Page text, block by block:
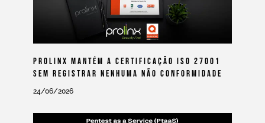
Prolinx Mantém A Certificação ISO 27001
Sem Registrar Nenhuma Não Conformidade
24/06/2026